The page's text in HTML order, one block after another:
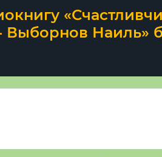
Выборнов Наиль»